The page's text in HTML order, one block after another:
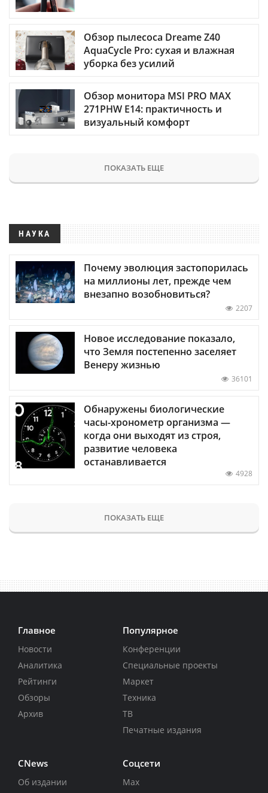
Обзор пылесоса Dreame Z40
AquaCycle Pro: сухая и влажная
уборка без усилий
Обзор монитора MSI PRO MAX
271PHW E14: практичность и
визуальный комфорт
ПОКАЗАТЬ ЕЩЕ
НАУКА
Почему эволюция застопорилась
на миллионы лет, прежде чем
внезапно возобновиться?
2207
Новое исследование показало,
что Земля постепенно заселяет
Венеру жизнью
36101
Обнаружены биологические
часы-хронометр организма —
когда они выходят из строя,
развитие человека
останавливается
4928
ПОКАЗАТЬ ЕЩЕ
Главное
Новости
Аналитика
Рейтинги
Обзоры
Архив
Популярное
Конференции
Специальные проекты
Маркет
Техника
ТВ
Печатные издания
CNews
Об издании
Соцсети
Max